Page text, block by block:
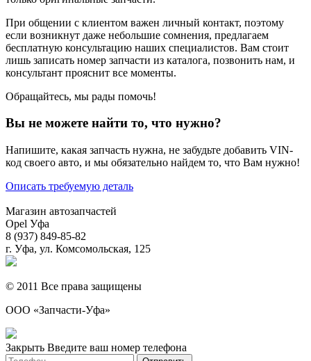
При общении с клиентом важен личный контакт, поэтому
если возникнут даже небольшие сомнения, предлагаем
бесплатную консультацию наших специалистов. Вам стоит
лишь записать номер запчасти из каталога, позвонить нам, и
консультант прояснит все моменты.
Обращайтесь, мы рады помочь!
Вы не можете найти то, что нужно?
Напишите, какая запчасть нужна, не забудьте добавить VIN-
код своего авто, и мы обязательно найдем то, что Вам нужно!
Описать требуемую деталь
Магазин автозапчастей
Opel Уфа
8 (937) 849-85-82
г. Уфа, ул. Комсомольская, 125
© 2011 Все права защищены
ООО «Запчасти-Уфа»
Закрыть Введите ваш номер телефона